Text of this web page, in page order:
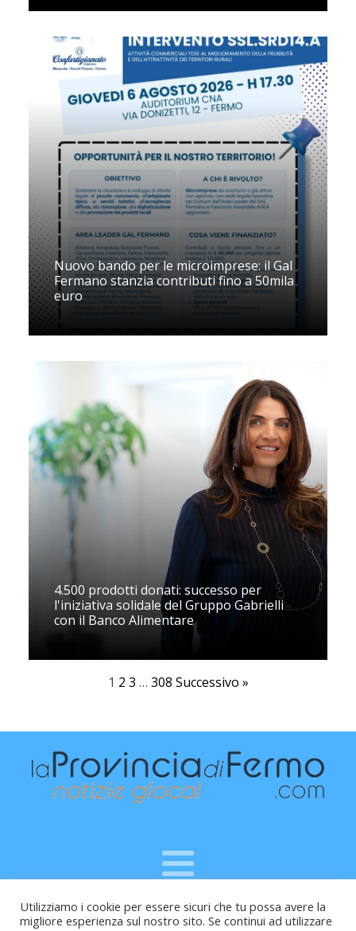
Nuovo bando per le microimprese: il Gal
Fermano stanzia contributi fino a 50mila
euro
4.500 prodotti donati: successo per
l'iniziativa solidale del Gruppo Gabrielli
con il Banco Alimentare
1 2 3 … 308 Successivo »
Raffaele Vitali - via Leopardi 10 - 61121 Pesaro (PU) -
Utilizziamo i cookie per essere sicuri che tu possa avere la
migliore esperienza sul nostro sito. Se continui ad utilizzare